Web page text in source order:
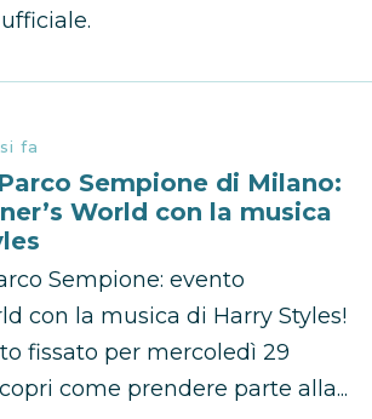
fa
Sempione di Milano:
World con la musica
Sempione: evento
con la musica di Harry Styles!
fissato per mercoledì 29
come prendere parte alla...